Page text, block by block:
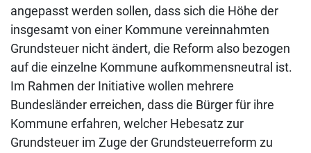
angepasst werden sollen, dass sich die Höhe der
insgesamt von einer Kommune vereinnahmten
Grundsteuer nicht ändert, die Reform also bezogen
auf die einzelne Kommune aufkommensneutral ist.
Im Rahmen der Initiative wollen mehrere
Bundesländer erreichen, dass die Bürger für ihre
Kommune erfahren, welcher Hebesatz zur
Grundsteuer im Zuge der Grundsteuerreform zu